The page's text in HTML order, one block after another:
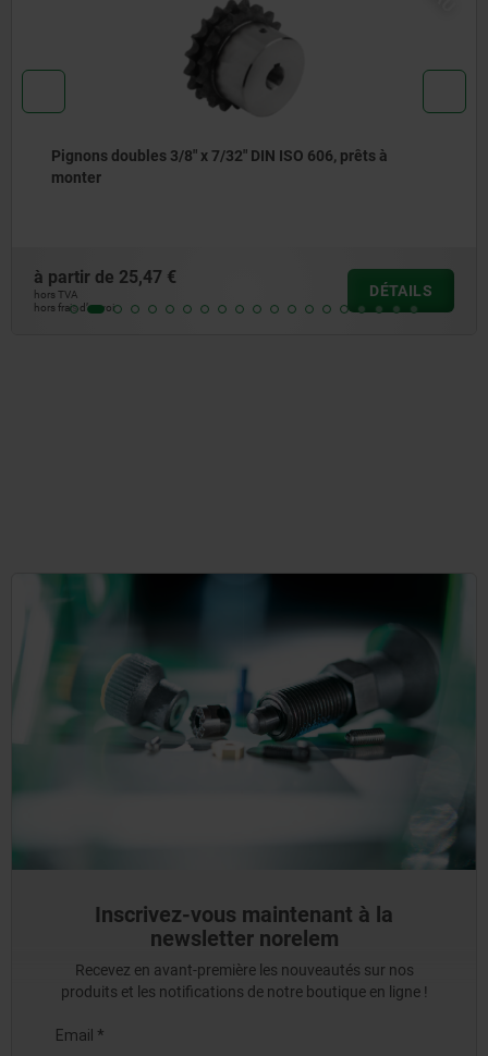
Pignons doubles 3/4" x 7/16" DIN ISO 606, prêts à
monter
à partir de 37,97 €
hors TVA
hors frais d’envoi
DÉTAILS
Inscrivez-vous maintenant à la
newsletter norelem
Recevez en avant-première les nouveautés sur nos
produits et les notifications de notre boutique en ligne !